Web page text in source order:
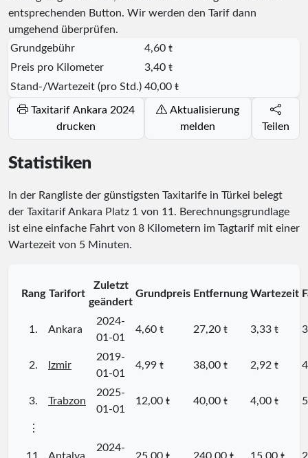
entsprechenden Button. Wir werden den Tarif dann
umgehend überprüfen.
Grundgebühr
4,60 ŧ
Preis pro Kilometer
3,40 ŧ
Stand-/Wartezeit (pro Std.) 40,00 ŧ
Taxitarif Ankara 2024
drucken
Aktualisierung
melden
Teilen
Statistiken
In der Rangliste der günstigsten Taxitarife in Türkei belegt
der Taxitarif Ankara Platz 1 von 11 . Berechnungsgrundlage
ist eine einfache Fahrt von 8 Kilometern im Tagtarif mit einer
Wartezeit von 5 Minuten.
Rang Tarifort
Zuletzt
geändert
Grundpreis Entfernung Wartezeit
1. Ankara
2024-
01-01
4,60 ŧ 27,20 ŧ 3,33 ŧ
2. Izmir
2019-
01-01
4,99 ŧ 38,00 ŧ 2,92 ŧ
3. Trabzon
2025-
01-01
12,00 ŧ 40,00 ŧ 4,00 ŧ
⋮
11. Antalya
2024-
25,00 ŧ 240,00 ŧ 15,00 ŧ